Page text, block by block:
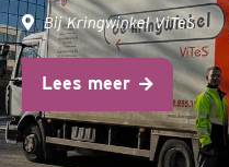
Bij Kringwinkel ViTeS
Lees meer